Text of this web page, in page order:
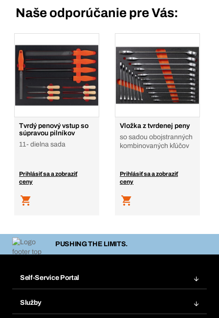
Naše odporúčanie pre Vás:
Tvrdý penový vstup so
súpravou pilníkov
11- dielna sada
Prihlásiť sa a zobraziť
ceny
Vložka z tvrdenej peny
so sadou obojstranných
kombinovaných kľúčov
Prihlásiť sa a zobraziť
ceny
PUSHING THE LIMITS.
Self-Service Portal
Služby